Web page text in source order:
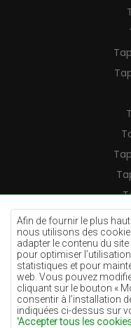
Afin de fournir le plus
nous utilisons des
adapter le contenu du site
pour optimiser
statistiques et pour
web. Vous pouvez
cliquant sur le bouton «
consentir à l’installation
indiquées ci-dessus sur
'Accepter tous les